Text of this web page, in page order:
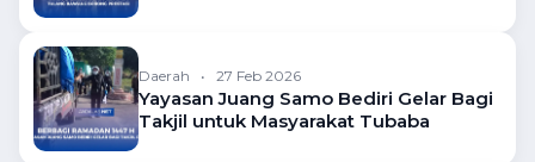
Daerah • 27 Feb 2026
Yayasan Juang Samo Bediri Gelar Bagi
Takjil untuk Masyarakat Tubaba